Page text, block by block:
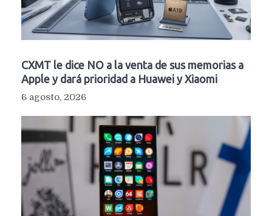
CXMT le dice NO a la venta de sus memorias a
Apple y dará prioridad a Huawei y Xiaomi
6 agosto, 2026